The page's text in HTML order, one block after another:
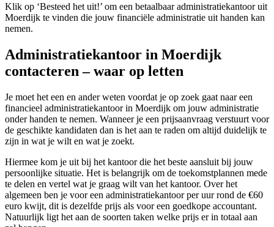
Klik op ‘Besteed het uit!’ om een betaalbaar administratiekantoor uit
Moerdijk te vinden die jouw financiële administratie uit handen kan
nemen.
Administratiekantoor in Moerdijk
contacteren – waar op letten
Je moet het een en ander weten voordat je op zoek gaat naar een
financieel administratiekantoor in Moerdijk om jouw administratie
onder handen te nemen. Wanneer je een prijsaanvraag verstuurt voor
de geschikte kandidaten dan is het aan te raden om altijd duidelijk te
zijn in wat je wilt en wat je zoekt.
Hiermee kom je uit bij het kantoor die het beste aansluit bij jouw
persoonlijke situatie. Het is belangrijk om de toekomstplannen mede
te delen en vertel wat je graag wilt van het kantoor. Over het
algemeen ben je voor een administratiekantoor per uur rond de €60
euro kwijt, dit is dezelfde prijs als voor een goedkope accountant.
Natuurlijk ligt het aan de soorten taken welke prijs er in totaal aan